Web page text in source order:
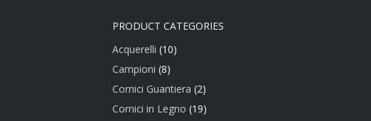
PRODUCT CATEGORIES
Acquerelli (10)
Campioni (8)
Cornici Guantiera (2)
Cornici in Legno (19)